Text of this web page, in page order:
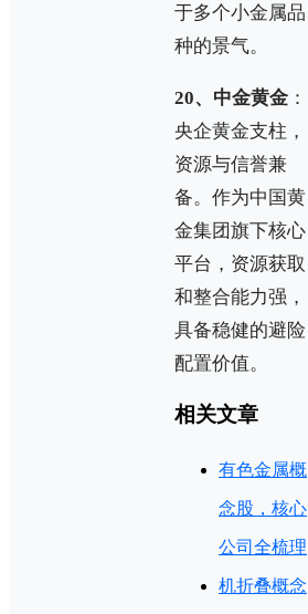
于多个小金属品
种的景气。
20、中金黄金 ：
央企黄金支柱，
资源与信誉兼
备。作为中国黄
金集团旗下核心
平台，资源获取
和整合能力强，
具备稳健的避险
配置价值。
相关文章
有色金属概
念股，核心
公司全梳理
机折叠概念